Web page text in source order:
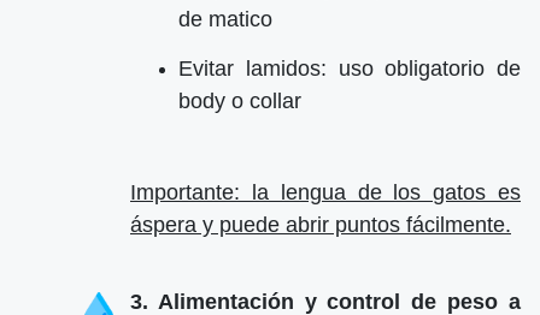
de matico
Evitar lamidos: uso obligatorio de
body o collar
Importante: la lengua de los gatos es
áspera y puede abrir puntos fácilmente.
3. Alimentación y control de peso a